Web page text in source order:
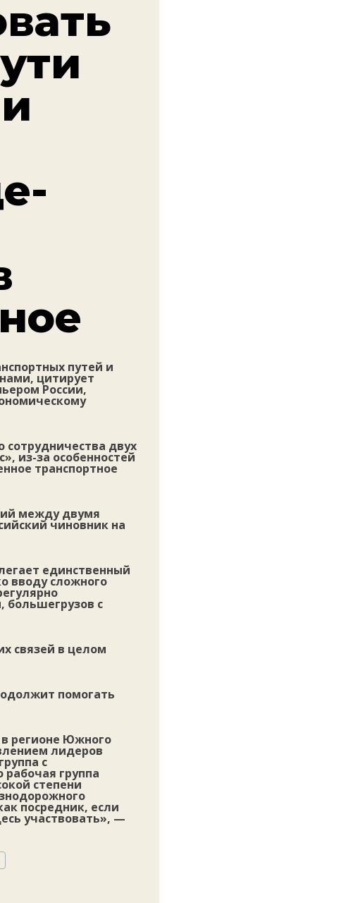
путей и
цитирует
России,
сотрудничества двух
из-за особенностей
транспортное
между двумя
чиновник на
единственный
вводу сложного
большегрузов с
связей в целом
помогать
регионе Южного
лидеров
с
группа
степени
посредник, если
участвовать», —